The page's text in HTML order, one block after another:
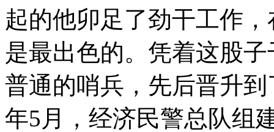
起的他卯足了劲干工作
是最出色的。凭着这股
普通的哨兵，先后晋升
年5月，经济民警总队组